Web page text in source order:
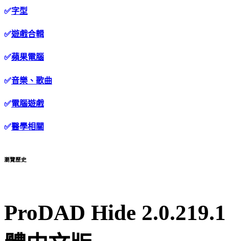
✅字型
✅遊戲合輯
✅蘋果電腦
✅音樂、歌曲
✅電腦遊戲
✅醫學相關
瀏覽歷史
ProDAD Hide